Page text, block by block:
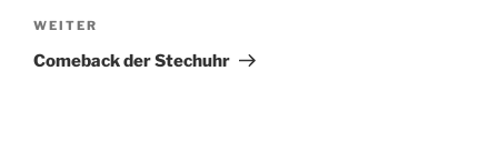
Nächster
Beitrag
WEITER
Comeback der Stechuhr